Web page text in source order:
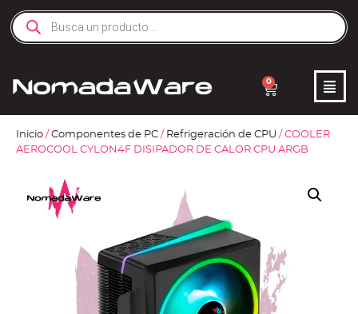
0
Inicio / Componentes de PC / Refrigeración de CPU / COOLER
AEROCOOL CYLON4F DISIPADOR DE CALOR CPU ARGB